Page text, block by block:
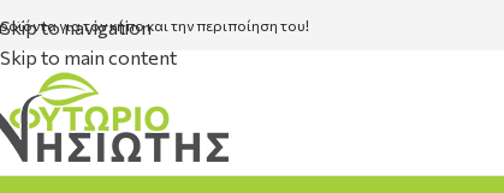
Skip to navigation
Skip to main content
για τον κήπο και την περιποίηση του!